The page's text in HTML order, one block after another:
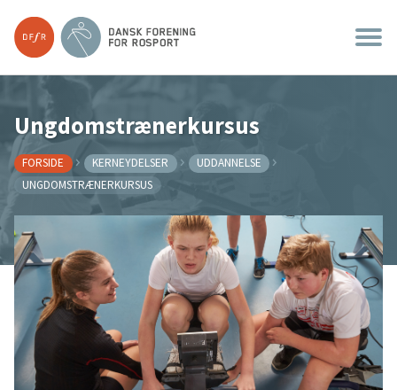
Ungdomstrænerkursus
FORSIDE KERNEYDELSER
UDDANNELSE
UNGDOMSTRÆNERKURSUS